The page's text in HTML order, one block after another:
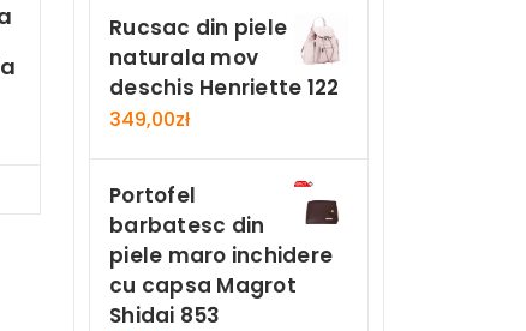
Rucsac din piele
naturala mov
deschis Henriette 122
349,00zł
Portofel
barbatesc din
piele maro inchidere
cu capsa Magrot
Shidai 853